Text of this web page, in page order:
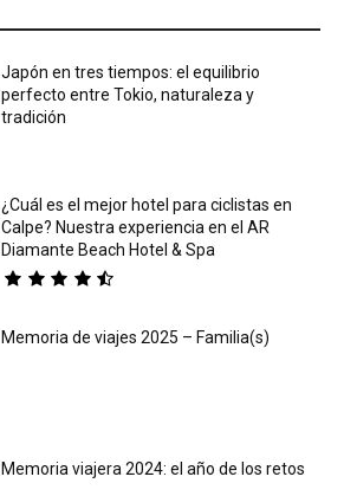
Japón en tres tiempos: el equilibrio
perfecto entre Tokio, naturaleza y
tradición
¿Cuál es el mejor hotel para ciclistas en
Calpe? Nuestra experiencia en el AR
Diamante Beach Hotel & Spa
Memoria de viajes 2025 – Familia(s)
Memoria viajera 2024: el año de los retos